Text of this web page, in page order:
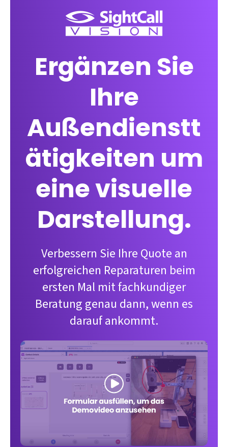
Ergänzen Sie
Ihre
Außendienstt
ätigkeiten um
eine visuelle
Darstellung.
Verbessern Sie Ihre Quote an
erfolgreichen Reparaturen beim
ersten Mal mit fachkundiger
Beratung genau dann, wenn es
darauf ankommt.